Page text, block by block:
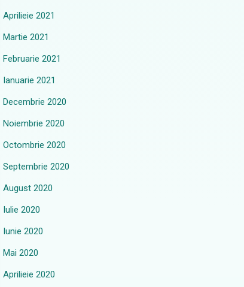
Aprilieie 2021
Martie 2021
Februarie 2021
Ianuarie 2021
Decembrie 2020
Noiembrie 2020
Octombrie 2020
Septembrie 2020
August 2020
Iulie 2020
Iunie 2020
Mai 2020
Aprilieie 2020